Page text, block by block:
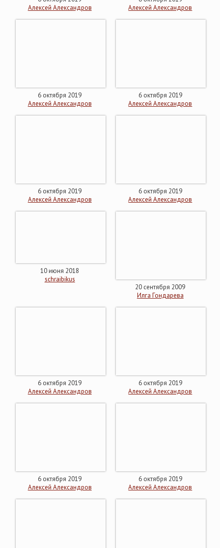
Алексей Александров
Алексей Александров
6 октября 2019
Алексей Александров
6 октября 2019
Алексей Александров
6 октября 2019
Алексей Александров
6 октября 2019
Алексей Александров
10 июня 2018
schraibikus
20 сентября 2009
Илга Гондарева
6 октября 2019
Алексей Александров
6 октября 2019
Алексей Александров
6 октября 2019
Алексей Александров
6 октября 2019
Алексей Александров